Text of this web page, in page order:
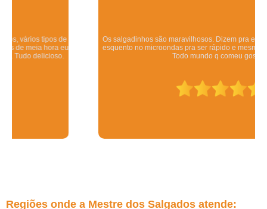
Os salgadinhos são maravilhosos. Dizem pra esquentar no forno mas eu
esquento no microondas pra ser rápido e mesmo assim ficam deliciosos.
Todo mundo q comeu gostou.
Regiões onde a Mestre dos Salgados atende: